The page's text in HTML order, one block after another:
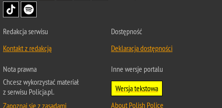
Redakcja serwisu
Kontakt z redakcją
Dostępność
Deklaracja dostępności
Nota prawna
Chcesz wykorzystać materiał
z serwisu Policja.pl.
Zapoznaj się z zasadami
Inne wersje portalu
Wersja tekstowa
About Polish Police